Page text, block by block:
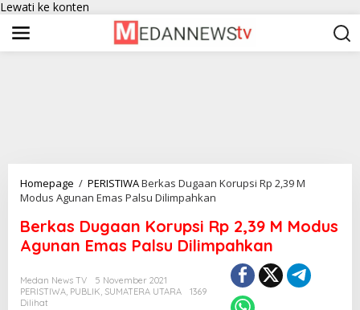
Lewati ke konten
Homepage / PERISTIWABerkas Dugaan Korupsi Rp 2,39 M
Modus Agunan Emas Palsu Dilimpahkan
Berkas Dugaan Korupsi Rp 2,39 M Modus
Agunan Emas Palsu Dilimpahkan
Medan News TV
5 November 2021
PERISTIWA, PUBLIK, SUMATERA UTARA
1369
Dilihat